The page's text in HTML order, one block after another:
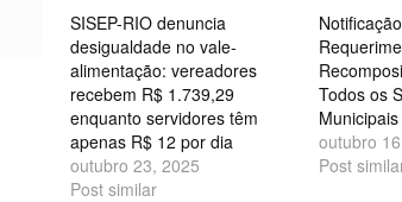
SISEP-RIO denuncia
desigualdade no vale-
alimentação: vereadores
recebem R$ 1.739,29
enquanto servidores têm
apenas R$ 12 por dia
outubro 23, 2025
Post similar
Todos os
Municipais
outubro
Post